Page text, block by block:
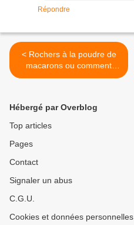
Répondre
< Rochers à la poudre de
macarons ou comment
éviter le gachis
Hébergé par Overblog
Top articles
Pages
Contact
Signaler un abus
C.G.U.
Cookies et données personnelles